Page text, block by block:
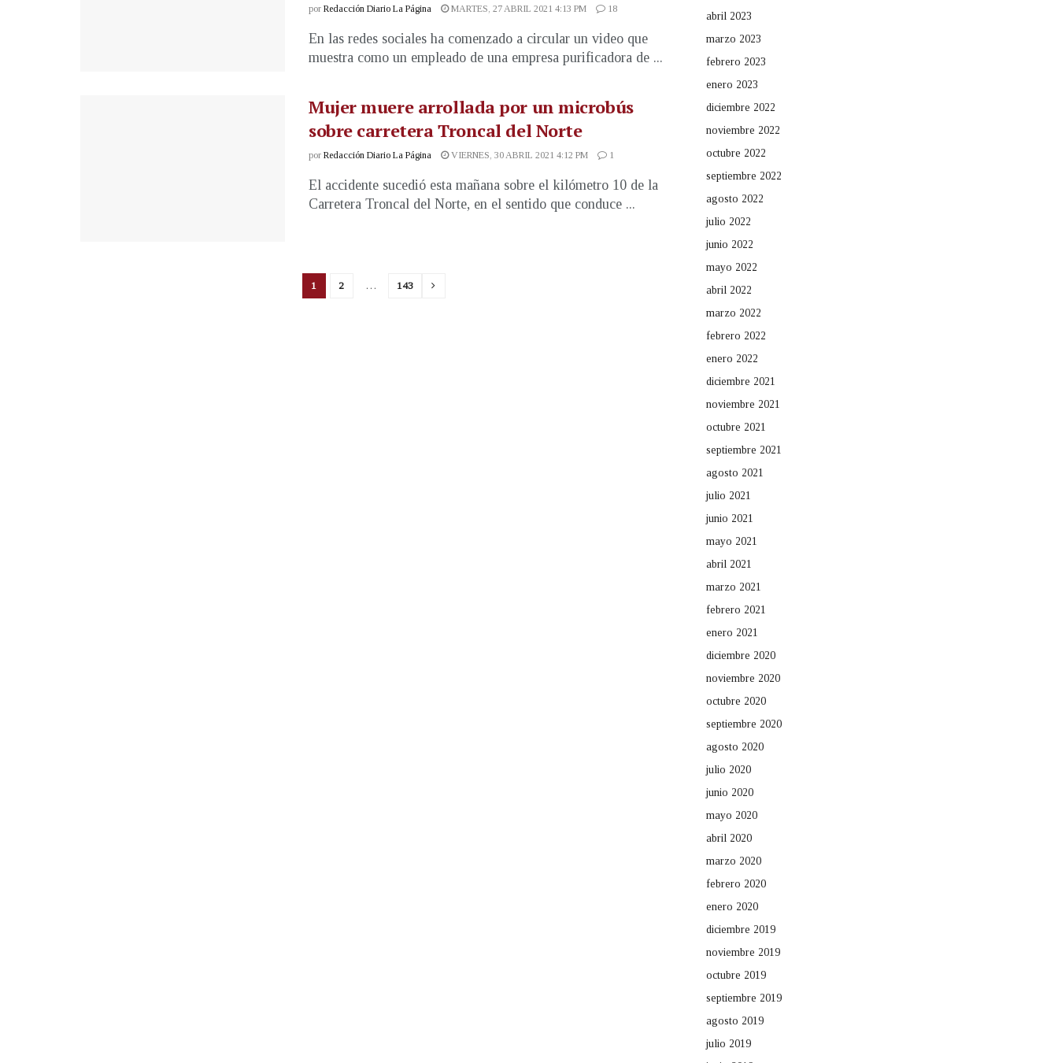
por Redacción Diario La Página MARTES, 27 ABRIL 2021 4:13 PM 18
En las redes sociales ha comenzado a circular un video que
muestra como un empleado de una empresa purificadora de ...
Mujer muere arrollada por un microbús
sobre carretera Troncal del Norte
por Redacción Diario La Página VIERNES, 30 ABRIL 2021 4:12 PM 1
El accidente sucedió esta mañana sobre el kilómetro 10 de la
Carretera Troncal del Norte, en el sentido que conduce ...
1 2 … 143
abril 2023
marzo 2023
febrero 2023
enero 2023
diciembre 2022
noviembre 2022
octubre 2022
septiembre 2022
agosto 2022
julio 2022
junio 2022
mayo 2022
abril 2022
marzo 2022
febrero 2022
enero 2022
diciembre 2021
noviembre 2021
octubre 2021
septiembre 2021
agosto 2021
julio 2021
junio 2021
mayo 2021
abril 2021
marzo 2021
febrero 2021
enero 2021
diciembre 2020
noviembre 2020
octubre 2020
septiembre 2020
agosto 2020
julio 2020
junio 2020
mayo 2020
abril 2020
marzo 2020
febrero 2020
enero 2020
diciembre 2019
noviembre 2019
octubre 2019
septiembre 2019
agosto 2019
julio 2019